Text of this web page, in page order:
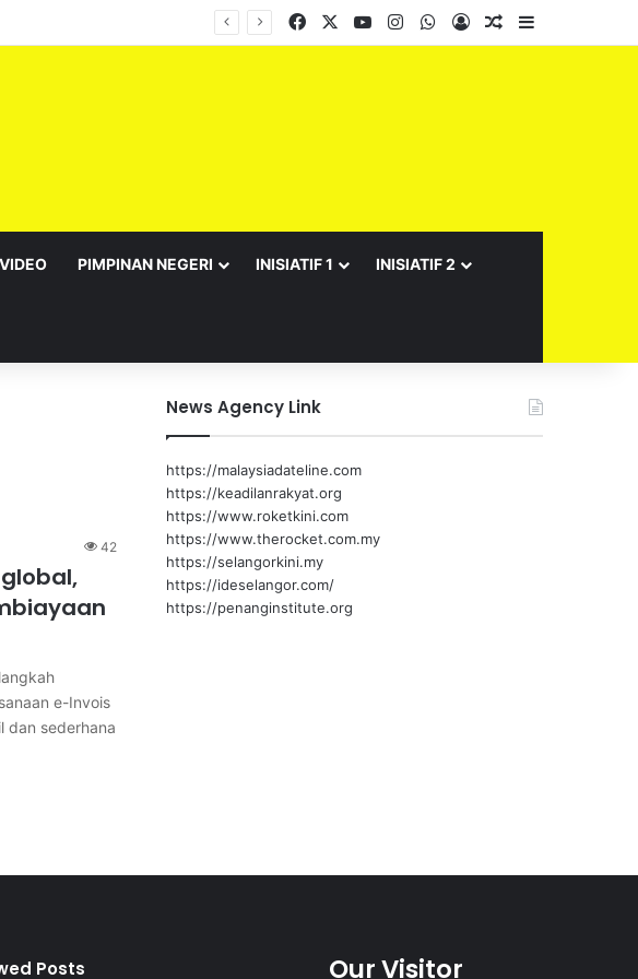
Facebook YouTubeInstagramWhatsApp
Log InRandom Article
VIDEO PIMPINAN NEGERI INISIATIF 1 INISIATIF 2
42
e-Invois
dan sederhana
News Agency Link
https://malaysiadateline.com
https://keadilanrakyat.org
https://www.roketkini.com
https://www.therocket.com.my
https://selangorkini.my
https://ideselangor.com/
https://penanginstitute.org
Posts Our Visitor